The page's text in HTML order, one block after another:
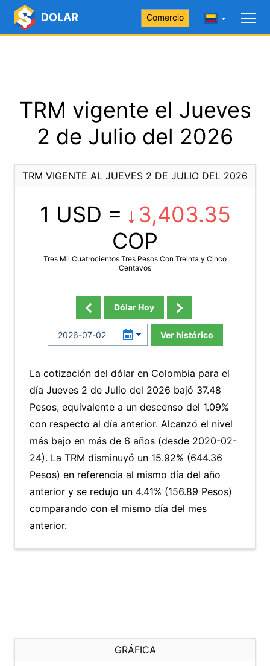
DOLAR Comercio
TRM vigente el Jueves
2 de Julio del 2026
TRM VIGENTE AL JUEVES 2 DE JULIO DEL 2026
1 USD =
3,403.35
COP
Tres Mil Cuatrocientos Tres Pesos Con Treinta y Cinco
Centavos
Dólar Hoy
Ver histórico
La cotización del dólar en Colombia para el
día Jueves 2 de Julio del 2026 bajó 37.48
Pesos, equivalente a un descenso del 1.09%
con respecto al día anterior. Alcanzó el nivel
más bajo en más de 6 años (desde 2020-02-
24). La TRM disminuyó un 15.92% (644.36
Pesos) en referencia al mismo día del año
anterior y se redujo un 4.41% (156.89 Pesos)
comparando con el mismo día del mes
anterior.
GRÁFICA